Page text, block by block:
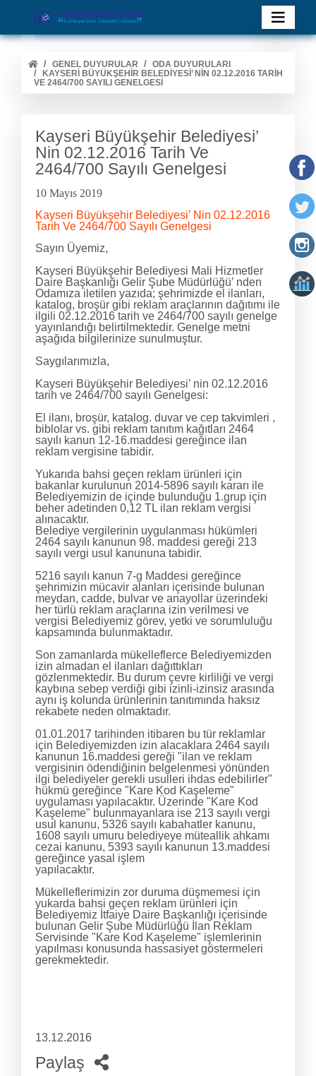
GENEL DUYURULAR
ODA DUYURULARI
KAYSERI BÜYÜKŞEHIR BELEDIYESI’ NIN 02.12.2016 TARIH
VE 2464/700 SAYILI GENELGESI
Kayseri Büyükşehir Belediyesi’
Nin 02.12.2016 Tarih Ve
2464/700 Sayılı Genelgesi
10 Mayıs 2019
Kayseri Büyükşehir Belediyesi’ Nin 02.12.2016
Tarih Ve 2464/700 Sayılı Genelgesi
Sayın Üyemiz,
Kayseri Büyükşehir Belediyesi Mali Hizmetler
Daire Başkanlığı Gelir Şube Müdürlüğü’ nden
Odamıza iletilen yazıda; şehrimizde el ilanları,
katalog, broşür gibi reklam araçlarının dağıtımı ile
ilgili 02.12.2016 tarih ve 2464/700 sayılı genelge
yayınlandığı belirtilmektedir. Genelge metni
aşağıda bilgilerinize sunulmuştur.
Saygılarımızla,
Kayseri Büyükşehir Belediyesi’ nin 02.12.2016
tarih ve 2464/700 sayılı Genelgesi:
El ilanı, broşür, katalog. duvar ve cep takvimleri ,
biblolar vs. gibi reklam tanıtım kağıtları 2464
sayılı kanun 12-16.maddesi gereğince ilan
reklam vergisine tabidir.
Yukarıda bahsi geçen reklam ürünleri için
bakanlar kurulunun 2014-5896 sayılı kararı ile
Belediyemizin de içinde bulunduğu 1.grup için
beher adetinden 0,12 TL ilan reklam vergisi
alınacaktır.
Belediye vergilerinin uygulanması hükümleri
2464 sayılı kanunun 98. maddesi gereği 213
sayılı vergi usul kanununa tabidir.
5216 sayılı kanun 7-g Maddesi gereğince
şehrimizin mücavir alanları içerisinde bulunan
meydan, cadde, bulvar ve anayollar üzerindeki
her türlü reklam araçlarına izin verilmesi ve
vergisi Belediyemiz görev, yetki ve sorumluluğu
kapsamında bulunmaktadır.
Son zamanlarda mükelleflerce Belediyemizden
izin almadan el ilanları dağıttıkları
gözlenmektedir. Bu durum çevre kirliliği ve vergi
kaybına sebep verdiği gibi izinli-izinsiz arasında
aynı iş kolunda ürünlerinin tanıtımında haksız
rekabete neden olmaktadır.
01.01.2017 tarihinden itibaren bu tür reklamlar
için Belediyemizden izin alacaklara 2464 sayılı
kanunun 16.maddesi gereği "ilan ve reklam
vergisinin ödendiğinin belgelenmesi yönünden
ilgi belediyeler gerekli usulleri ihdas edebilirler"
hükmü gereğince "Kare Kod Kaşeleme"
uygulaması yapılacaktır. Üzerinde "Kare Kod
Kaşeleme" bulunmayanlara ise 213 sayılı vergi
usul kanunu, 5326 sayılı kabahatler kanunu,
1608 sayılı umuru belediyeye müteallik ahkamı
cezai kanunu, 5393 sayılı kanunun 13.maddesi
gereğince yasal işlem
yapılacaktır.
Mükelleflerimizin zor duruma düşmemesi için
yukarda bahsi geçen reklam ürünleri için
Belediyemiz İtfaiye Daire Başkanlığı içerisinde
bulunan Gelir Şube Müdürlüğü İlan Reklam
Servisinde "Kare Kod Kaşeleme" işlemlerinin
yapılması konusunda hassasiyet göstermeleri
gerekmektedir.
13.12.2016
Paylaş